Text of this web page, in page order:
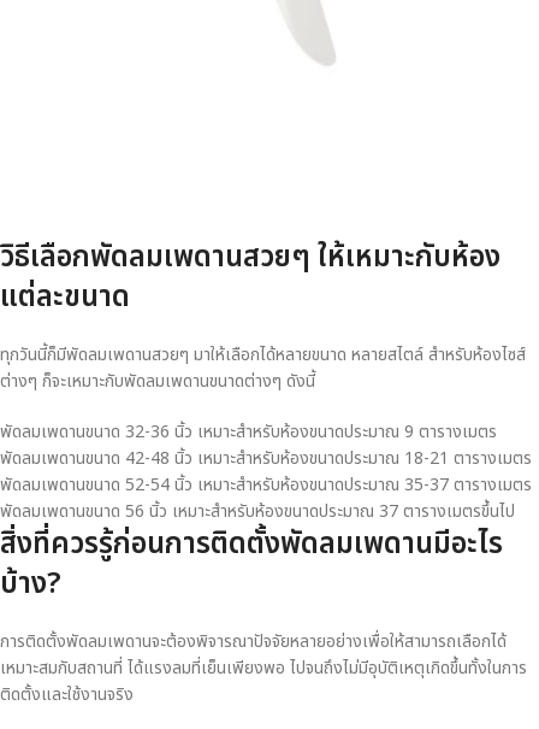
วิธีเลือกพัดลมเพดานสวยๆ ให้เหมาะกับห้อง
แต่ละขนาด
ทุกวันนี้ก็มีพัดลมเพดานสวยๆ มาให้เลือกได้หลายขนาด หลายสไตล์ สำหรับห้องไซส์
ต่างๆ ก็จะเหมาะกับพัดลมเพดานขนาดต่างๆ ดังนี้
พัดลมเพดานขนาด 32-36 นิ้ว เหมาะสำหรับห้องขนาดประมาณ 9 ตารางเมตร
พัดลมเพดานขนาด 42-48 นิ้ว เหมาะสำหรับห้องขนาดประมาณ 18-21 ตารางเมตร
พัดลมเพดานขนาด 52-54 นิ้ว เหมาะสำหรับห้องขนาดประมาณ 35-37 ตารางเมตร
พัดลมเพดานขนาด 56 นิ้ว เหมาะสำหรับห้องขนาดประมาณ 37 ตารางเมตรขึ้นไป
สิ่งที่ควรรู้ก่อนการติดตั้งพัดลมเพดานมีอะไร
บ้าง?
การติดตั้งพัดลมเพดานจะต้องพิจารณาปัจจัยหลายอย่างเพื่อให้สามารถเลือกได้
เหมาะสมกับสถานที่ ได้แรงลมที่เย็นเพียงพอ ไปจนถึงไม่มีอุบัติเหตุเกิดขึ้นทั้งในการ
ติดตั้งและใช้งานจริง